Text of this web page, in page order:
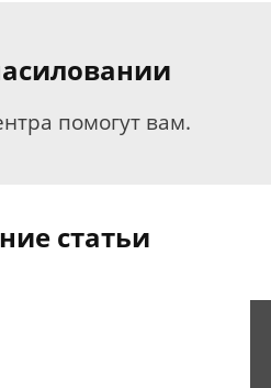
помогут вам.
статьи